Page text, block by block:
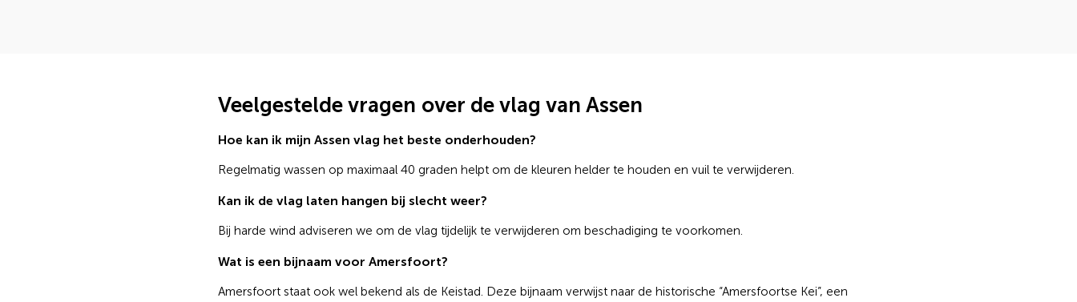
Veelgestelde vragen over de vlag van Assen
Hoe kan ik mijn Assen vlag het beste onderhouden?
Regelmatig wassen op maximaal 40 graden helpt om de kleuren helder te houden en vuil te verwijderen.
Kan ik de vlag laten hangen bij slecht weer?
Bij harde wind adviseren we om de vlag tijdelijk te verwijderen om beschadiging te voorkomen.
Wat is een bijnaam voor Amersfoort?
Amersfoort staat ook wel bekend als de Keistad. Deze bijnaam verwijst naar de historische “Amersfoortse Kei”, een